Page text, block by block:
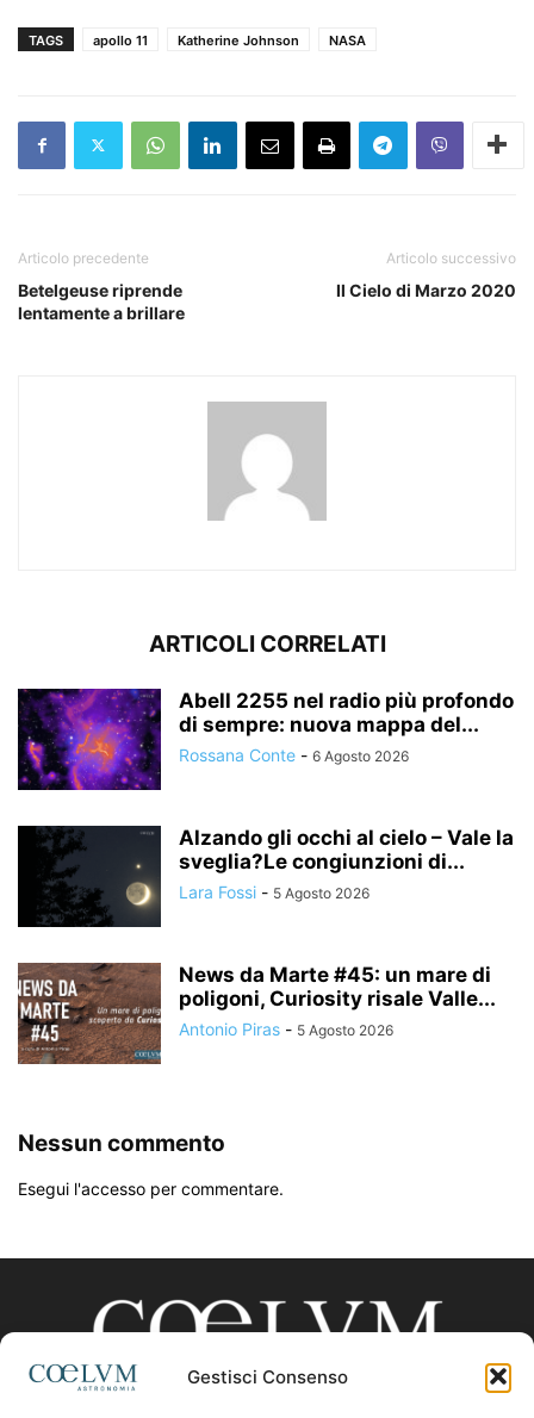
Gestisci Consenso
TAGS apollo 11 Katherine Johnson NASA
Articolo precedente
Betelgeuse riprende
lentamente a brillare
Articolo successivo
Il Cielo di Marzo 2020
ARTICOLI CORRELATI
Abell 2255 nel radio più profondo
di sempre: nuova mappa del...
Rossana Conte - 6 Agosto 2026
Alzando gli occhi al cielo – Vale la
sveglia?Le congiunzioni di...
Lara Fossi - 5 Agosto 2026
News da Marte #45: un mare di
poligoni, Curiosity risale Valle...
Antonio Piras - 5 Agosto 2026
Nessun commento
Esegui l'accesso per commentare.